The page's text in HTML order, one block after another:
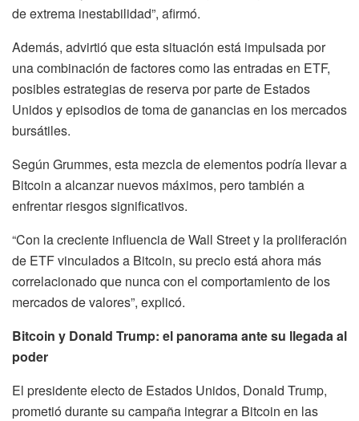
de extrema inestabilidad”, afirmó.
Además, advirtió que esta situación está impulsada por
una combinación de factores como las entradas en ETF,
posibles estrategias de reserva por parte de Estados
Unidos y episodios de toma de ganancias en los mercados
bursátiles.
Según Grummes, esta mezcla de elementos podría llevar a
Bitcoin a alcanzar nuevos máximos, pero también a
enfrentar riesgos significativos.
“Con la creciente influencia de Wall Street y la proliferación
de ETF vinculados a Bitcoin, su precio está ahora más
correlacionado que nunca con el comportamiento de los
mercados de valores”, explicó.
Bitcoin y Donald Trump: el panorama ante su llegada al
poder
El presidente electo de Estados Unidos, Donald Trump,
prometió durante su campaña integrar a Bitcoin en las